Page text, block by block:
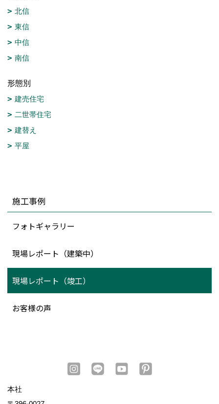
北信
東信
中信
南信
形態別
建売住宅
二世帯住宅
建替え
平屋
施工事例
フォトギャラリー
現場レポート（建築中）
現場レポート（竣工）
お客様の声
本社